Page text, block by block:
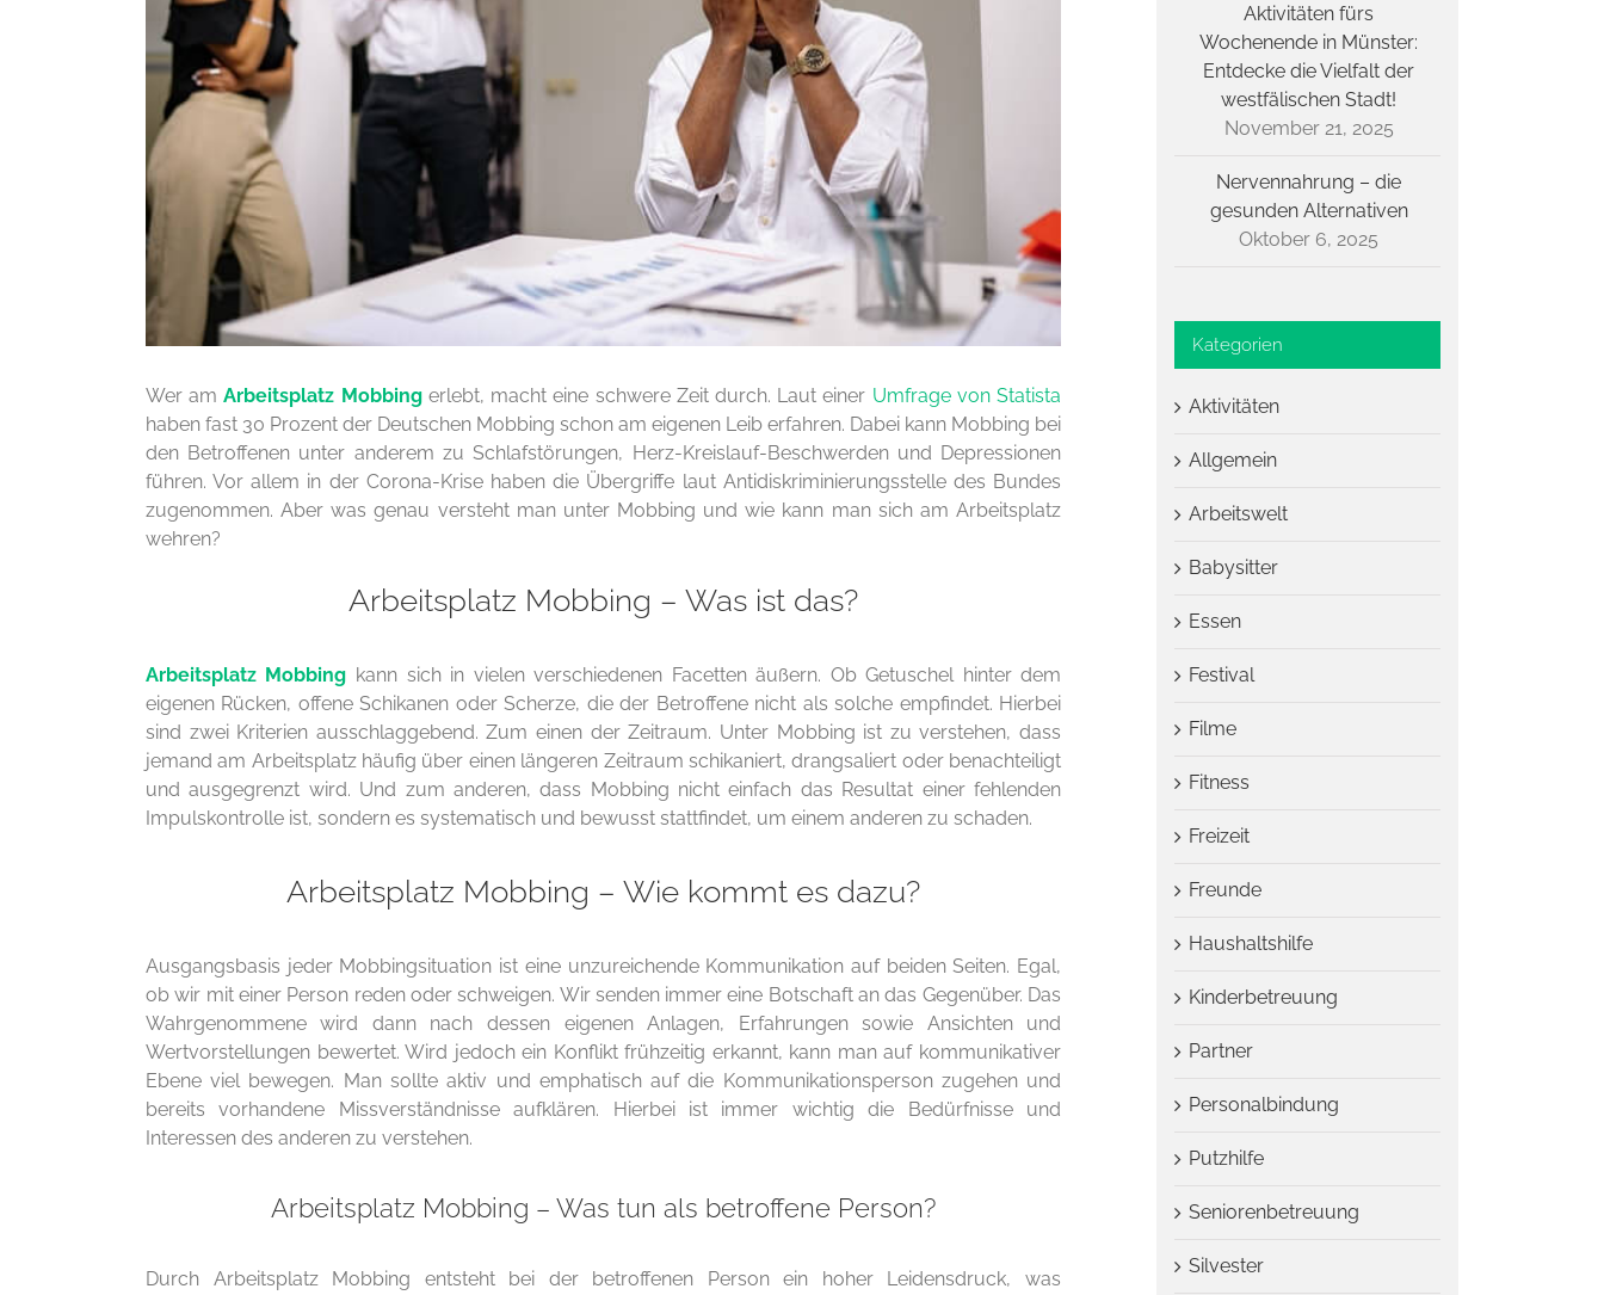
Wer amArbeitsplatz Mobbingerlebt, macht eine schwere Zeit durch. Laut einer Umfrage von Statista
haben fast 30 Prozent der Deutschen Mobbing schon am eigenen Leib erfahren. Dabei kann Mobbing bei
den Betroffenen unter anderem zu Schlafstörungen, Herz-Kreislauf-Beschwerden und Depressionen
führen. Vor allem in der Corona-Krise haben die Übergriffe laut Antidiskriminierungsstelle des Bundes
zugenommen. Aber was genau versteht man unter Mobbing und wie kann man sich am Arbeitsplatz
wehren?
Arbeitsplatz Mobbing – Was ist das?
Arbeitsplatz Mobbing kann sich in vielen verschiedenen Facetten äußern. Ob Getuschel hinter dem
eigenen Rücken, offene Schikanen oder Scherze, die der Betroffene nicht als solche empfindet. Hierbei
sind zwei Kriterien ausschlaggebend. Zum einen der Zeitraum. Unter Mobbing ist zu verstehen, dass
jemand am Arbeitsplatz häufig über einen längeren Zeitraum schikaniert, drangsaliert oder benachteiligt
und ausgegrenzt wird. Und zum anderen, dass Mobbing nicht einfach das Resultat einer fehlenden
Impulskontrolle ist, sondern es systematisch und bewusst stattfindet, um einem anderen zu schaden.
Arbeitsplatz Mobbing – Wie kommt es dazu?
Ausgangsbasis jeder Mobbingsituation ist eine unzureichende Kommunikation auf beiden Seiten. Egal,
ob wir mit einer Person reden oder schweigen. Wir senden immer eine Botschaft an das Gegenüber. Das
Wahrgenommene wird dann nach dessen eigenen Anlagen, Erfahrungen sowie Ansichten und
Wertvorstellungen bewertet. Wird jedoch ein Konflikt frühzeitig erkannt, kann man auf kommunikativer
Ebene viel bewegen. Man sollte aktiv und emphatisch auf die Kommunikationsperson zugehen und
bereits vorhandene Missverständnisse aufklären. Hierbei ist immer wichtig die Bedürfnisse und
Interessen des anderen zu verstehen.
Arbeitsplatz Mobbing – Was tun als betroffene Person?
Durch Arbeitsplatz Mobbing entsteht bei der betroffenen Person ein hoher Leidensdruck, was
Aktivitäten fürs
Wochenende in Münster:
Entdecke die Vielfalt der
westfälischen Stadt!
November 21, 2025
Nervennahrung – die
gesunden Alternativen
Oktober 6, 2025
Kategorien
Aktivitäten
Allgemein
Arbeitswelt
Babysitter
Essen
Festival
Filme
Fitness
Freizeit
Freunde
Haushaltshilfe
Kinderbetreuung
Partner
Personalbindung
Putzhilfe
Seniorenbetreuung
Silvester